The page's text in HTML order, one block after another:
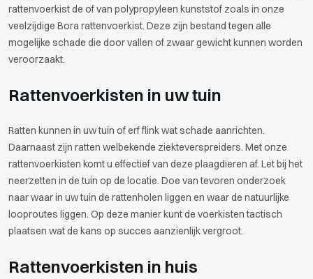
rattenvoerkist de of van polypropyleen kunststof zoals in onze
veelzijdige Bora rattenvoerkist. Deze zijn bestand tegen alle
mogelijke schade die door vallen of zwaar gewicht kunnen worden
veroorzaakt.
Rattenvoerkisten in uw tuin
Ratten kunnen in uw tuin of erf flink wat schade aanrichten.
Daarnaast zijn ratten welbekende ziekteverspreiders. Met onze
rattenvoerkisten komt u effectief van deze plaagdieren af. Let bij het
neerzetten in de tuin op de locatie. Doe van tevoren onderzoek
naar waar in uw tuin de rattenholen liggen en waar de natuurlijke
looproutes liggen. Op deze manier kunt de voerkisten tactisch
plaatsen wat de kans op succes aanzienlijk vergroot.
Rattenvoerkisten in huis